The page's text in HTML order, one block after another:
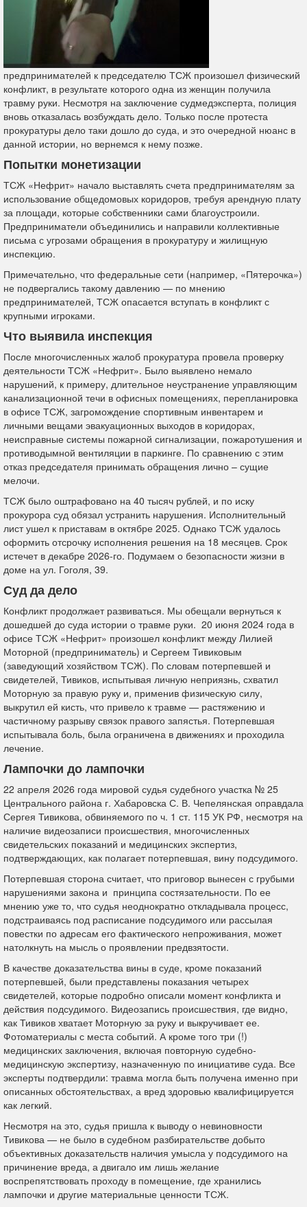
предпринимателей к председателю ТСЖ произошел физический
конфликт, в результате которого одна из женщин получила
травму руки. Несмотря на заключение судмедэксперта, полиция
вновь отказалась возбуждать дело. Только после протеста
прокуратуры дело таки дошло до суда, и это очередной нюанс в
данной истории, но вернемся к нему позже.
Попытки монетизации
ТСЖ «Нефрит» начало выставлять счета предпринимателям за
использование общедомовых коридоров, требуя арендную плату
за площади, которые собственники сами благоустроили.
Предприниматели объединились и направили коллективные
письма с угрозами обращения в прокуратуру и жилищную
инспекцию.
Примечательно, что федеральные сети (например, «Пятерочка»)
не подвергались такому давлению — по мнению
предпринимателей, ТСЖ опасается вступать в конфликт с
крупными игроками.
Что выявила инспекция
После многочисленных жалоб прокуратура провела проверку
деятельности ТСЖ «Нефрит». Было выявлено немало
нарушений, к примеру, длительное неустранение управляющим
канализационной течи в офисных помещениях, перепланировка
в офисе ТСЖ, загромождение спортивным инвентарем и
личными вещами эвакуационных выходов в коридорах,
неисправные системы пожарной сигнализации, пожаротушения и
противодымной вентиляции в паркинге. По сравнению с этим
отказ председателя принимать обращения лично – сущие
мелочи.
ТСЖ было оштрафовано на 40 тысяч рублей, и по иску
прокурора суд обязал устранить нарушения. Исполнительный
лист ушел к приставам в октябре 2025. Однако ТСЖ удалось
оформить отсрочку исполнения решения на 18 месяцев. Срок
истечет в декабре 2026-го. Подумаем о безопасности жизни в
доме на ул. Гоголя, 39.
Суд да дело
Конфликт продолжает развиваться. Мы обещали вернуться к
дошедшей до суда истории о травме руки. 20 июня 2024 года в
офисе ТСЖ «Нефрит» произошел конфликт между Лилией
Моторной (предприниматель) и Сергеем Тивиковым
(заведующий хозяйством ТСЖ). По словам потерпевшей и
свидетелей, Тивиков, испытывая личную неприязнь, схватил
Моторную за правую руку и, применив физическую силу,
выкрутил ей кисть, что привело к травме — растяжению и
частичному разрыву связок правого запястья. Потерпевшая
испытывала боль, была ограничена в движениях и проходила
лечение.
Лампочки до лампочки
22 апреля 2026 года мировой судья судебного участка № 25
Центрального района г. Хабаровска С. В. Чепелянская оправдала
Сергея Тивикова, обвиняемого по ч. 1 ст. 115 УК РФ, несмотря на
наличие видеозаписи происшествия, многочисленных
свидетельских показаний и медицинских экспертиз,
подтверждающих, как полагает потерпевшая, вину подсудимого.
Потерпевшая сторона считает, что приговор вынесен с грубыми
нарушениями закона и принципа состязательности. По ее
мнению уже то, что судья неоднократно откладывала процесс,
подстраиваясь под расписание подсудимого или рассылая
повестки по адресам его фактического непроживания, может
натолкнуть на мысль о проявлении предвзятости.
В качестве доказательства вины в суде, кроме показаний
потерпевшей, были представлены показания четырех
свидетелей, которые подробно описали момент конфликта и
действия подсудимого. Видеозапись происшествия, где видно,
как Тивиков хватает Моторную за руку и выкручивает ее.
Фотоматериалы с места событий. А кроме того три (!)
медицинских заключения, включая повторную судебно-
медицинскую экспертизу, назначенную по инициативе суда. Все
эксперты подтвердили: травма могла быть получена именно при
описанных обстоятельствах, а вред здоровью квалифицируется
как легкий.
Несмотря на это, судья пришла к выводу о невиновности
Тивикова — не было в судебном разбирательстве добыто
объективных доказательств наличия умысла у подсудимого на
причинение вреда, а двигало им лишь желание
воспрепятствовать проходу в помещение, где хранились
лампочки и другие материальные ценности ТСЖ.